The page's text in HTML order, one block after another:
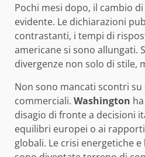
Pochi mesi dopo, il cambio
evidente. Le dichiarazioni
contrastanti, i tempi di
americane si sono allungati.
divergenze non solo di stile,
Non sono mancati scontri
commerciali. Washington
disagio di fronte a decisioni
equilibri europei o ai
globali. Le crisi energetiche